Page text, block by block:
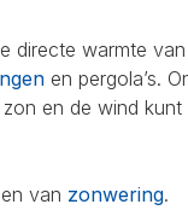
directe warmte
en pergola’s.
en de wind kunt
van zonwering.